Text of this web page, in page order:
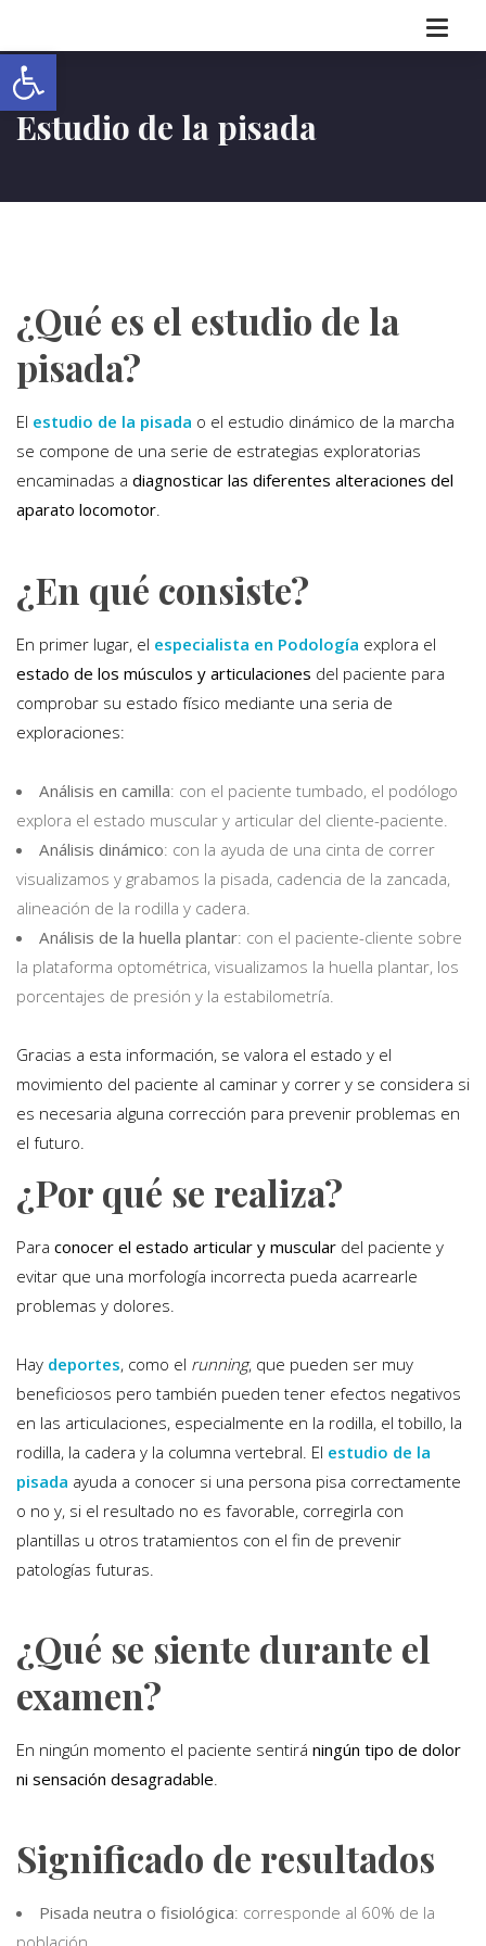
Abrir barra de herramientas
Estudio de la pisada
¿Qué es el estudio de la
pisada?
El estudio de la pisada o el estudio dinámico de la marcha
se compone de una serie de estrategias exploratorias
encaminadas a diagnosticar las diferentes alteraciones del
aparato locomotor.
¿En qué consiste?
En primer lugar, el especialista en Podología explora el
estado de los músculos y articulaciones del paciente para
comprobar su estado físico mediante una seria de
exploraciones:
Análisis en camilla: con el paciente tumbado, el podólogo
explora el estado muscular y articular del cliente-paciente.
Análisis dinámico: con la ayuda de una cinta de correr
visualizamos y grabamos la pisada, cadencia de la zancada,
alineación de la rodilla y cadera.
Análisis de la huella plantar: con el paciente-cliente sobre
la plataforma optométrica, visualizamos la huella plantar, los
porcentajes de presión y la estabilometría.
Gracias a esta información, se valora el estado y el
movimiento del paciente al caminar y correr y se considera si
es necesaria alguna corrección para prevenir problemas en
el futuro.
¿Por qué se realiza?
Para conocer el estado articular y muscular del paciente y
evitar que una morfología incorrecta pueda acarrearle
problemas y dolores.
Hay deportes, como el running, que pueden ser muy
beneficiosos pero también pueden tener efectos negativos
en las articulaciones, especialmente en la rodilla, el tobillo, la
rodilla, la cadera y la columna vertebral. El estudio de la
pisada ayuda a conocer si una persona pisa correctamente
o no y, si el resultado no es favorable, corregirla con
plantillas u otros tratamientos con el fin de prevenir
patologías futuras.
¿Qué se siente durante el
examen?
En ningún momento el paciente sentirá ningún tipo de dolor
ni sensación desagradable.
Significado de resultados
Pisada neutra o fisiológica: corresponde al 60% de la